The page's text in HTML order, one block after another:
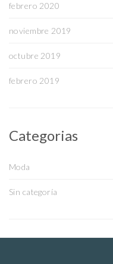
febrero 2020
noviembre 2019
octubre 2019
febrero 2019
Categorias
Moda
Sin categoría